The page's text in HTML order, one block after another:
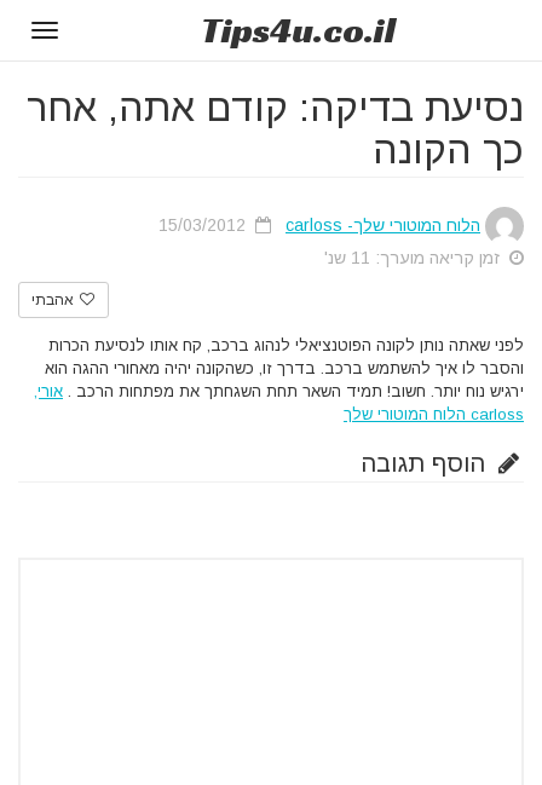
Tips4u.co.il
נסיעת בדיקה: קודם אתה, אחר
כך הקונה
הלוח המוטורי שלך- carloss
זמן קריאה מוערך: 11 שנ'
אהבתי
לפני שאתה נותן לקונה הפוטנציאלי לנהוג ברכב, קח אותו לנסיעת הכרות
והסבר לו איך להשתמש ברכב. בדרך זו, כשהקונה יהיה מאחורי ההגה הוא
ירגיש נוח יותר. חשוב! תמיד השאר תחת השגחתך את מפתחות הרכב . אורי,
carloss הלוח המוטורי שלך
הוסף תגובה